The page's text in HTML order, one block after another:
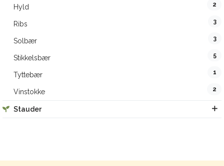
Hyld 2
Ribs 3
Solbær 3
Stikkelsbær 5
Tyttebær 1
Vinstokke 2
Stauder